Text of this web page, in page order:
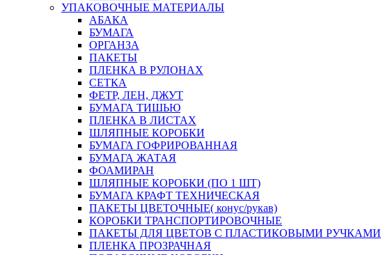
УПАКОВОЧНЫЕ МАТЕРИАЛЫ
АБАКА
БУМАГА
ОРГАНЗА
ПАКЕТЫ
ПЛЕНКА В РУЛОНАХ
СЕТКА
ФЕТР, ЛЕН, ДЖУТ
БУМАГА ТИШЬЮ
ПЛЕНКА В ЛИСТАХ
ШЛЯПНЫЕ КОРОБКИ
БУМАГА ГОФРИРОВАННАЯ
БУМАГА ЖАТАЯ
ФОАМИРАН
ШЛЯПНЫЕ КОРОБКИ (ПО 1 ШТ)
БУМАГА КРАФТ ТЕХНИЧЕСКАЯ
ПАКЕТЫ ЦВЕТОЧНЫЕ( конус/рукав)
КОРОБКИ ТРАНСПОРТИРОВОЧНЫЕ
ПАКЕТЫ ДЛЯ ЦВЕТОВ С ПЛАСТИКОВЫМИ РУЧКАМИ
ПЛЕНКА ПРОЗРАЧНАЯ